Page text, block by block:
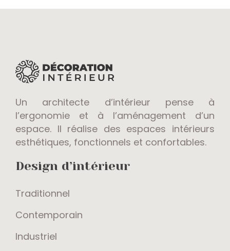
Un architecte d’intérieur pense à
l’ergonomie et à l’aménagement d’un
espace. Il réalise des espaces intérieurs
esthétiques, fonctionnels et confortables.
Design d’intérieur
Traditionnel
Contemporain
Industriel